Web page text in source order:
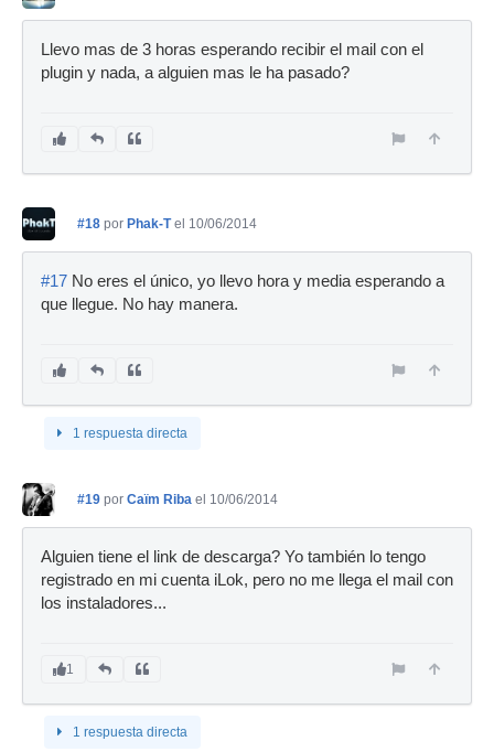
Llevo mas de 3 horas esperando recibir el mail con el
plugin y nada, a alguien mas le ha pasado?
#18 por Phak-T el 10/06/2014
#17 No eres el único, yo llevo hora y media esperando a
que llegue. No hay manera.
1 respuesta directa
#19 por Caïm Riba el 10/06/2014
Alguien tiene el link de descarga? Yo también lo tengo
registrado en mi cuenta iLok, pero no me llega el mail con
los instaladores...
1
1 respuesta directa